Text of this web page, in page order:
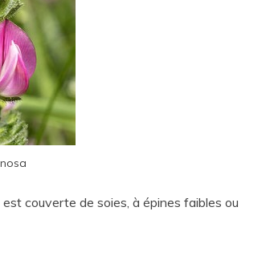
couverte de soies, à épines faibles ou